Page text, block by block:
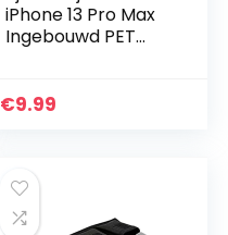
iPhone 13 Pro Max
Ingebouwd PET
360°Volledige
€9.99